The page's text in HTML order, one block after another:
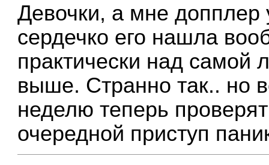
Девочки, а мне
сердечко его нашла
практически над самой
выше. Странно так.. но
неделю теперь
очередной приступ